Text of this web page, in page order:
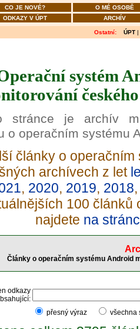
CO JE NOVÉ?
O MÉ OSOBĚ
ODKAZY V ÚPT ARCHÍV
Ostatní: ÚPT |
systém
stránce je archív
o operačním systému
články o operačním
archívech z let
, 2020, 2019, 2018
100 článků
najdete na
Články o operačním systému Android
odkazy
přesný výraz